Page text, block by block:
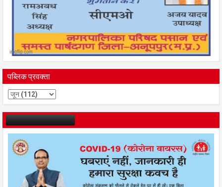
पब्लिक प्रवक्ता